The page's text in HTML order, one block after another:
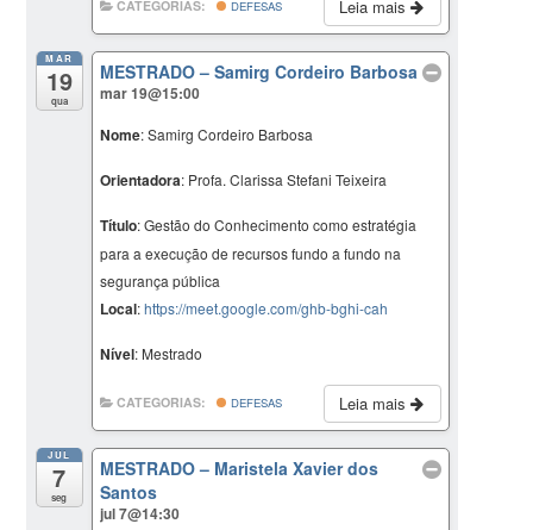
Leia mais
CATEGORIAS: DEFESAS
MAR
19
qua
MESTRADO – Samirg Cordeiro Barbosa
mar 19@15:00
Nome: Samirg Cordeiro Barbosa
Orientadora: Profa. Clarissa Stefani Teixeira
Título: Gestão do Conhecimento como estratégia
para a execução de recursos fundo a fundo na
segurança pública
Local:https://meet.google.com/ghb-bghi-cah
Nível: Mestrado
Leia mais
CATEGORIAS: DEFESAS
JUL
7
seg
MESTRADO – Maristela Xavier dos
Santos
jul 7@14:30